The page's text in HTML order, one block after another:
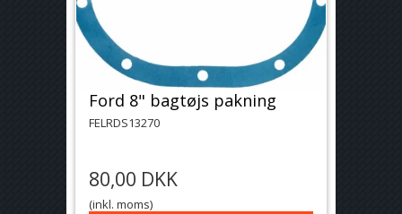
Ford 8" bagtøjs pakning
FELRDS13270
80,00 DKK
(inkl. moms)